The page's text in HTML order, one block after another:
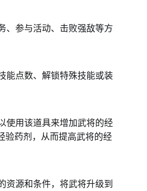
、参与活动、击败强敌等方
能点数、解锁特殊技能或装
使用该道具来增加武将的经
验药剂，从而提高武将的经
资源和条件，将武将升级到